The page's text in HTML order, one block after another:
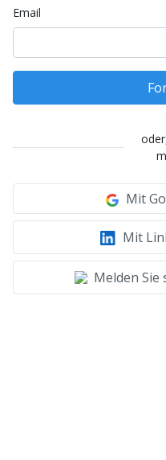
Email
Mit
Mit
Melden Sie